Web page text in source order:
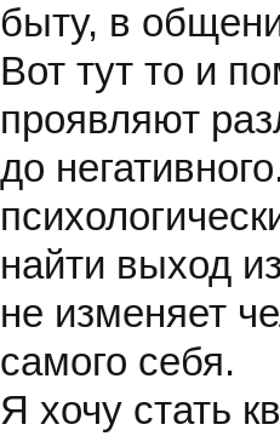
быту, в
Вот тут то и
проявляют
до
найти выход
не изменяет
самого себя.
Я хочу стать